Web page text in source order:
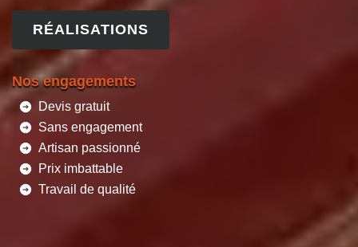
RÉALISATIONS
Nos engagements
Devis gratuit
Sans engagement
Artisan passionné
Prix imbattable
Travail de qualité